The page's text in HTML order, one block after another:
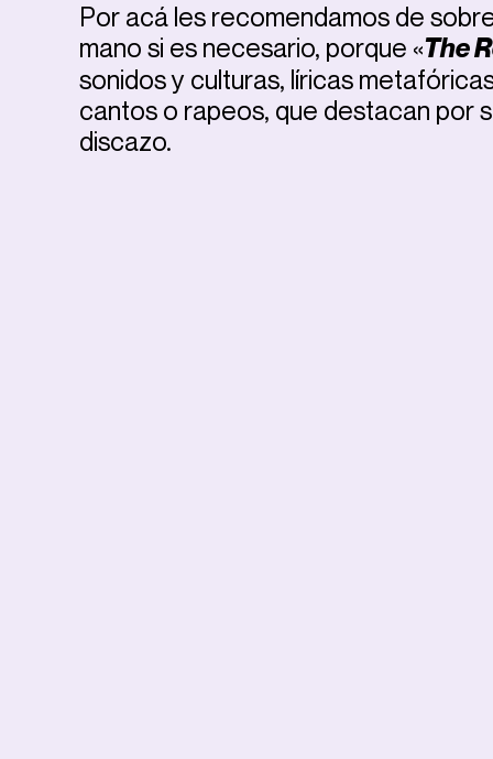
Por acá les recomendamos de
mano si es necesario, porque «The
sonidos y culturas, líricas
cantos o rapeos, que destacan por
discazo.